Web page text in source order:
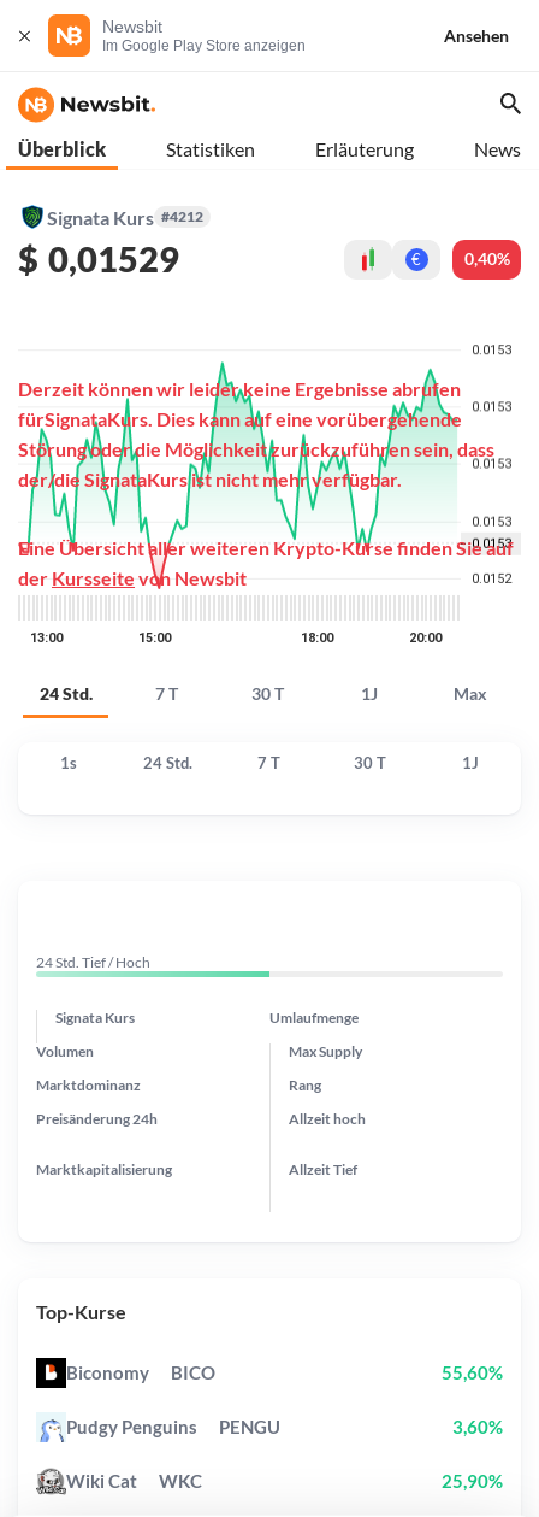
Newsbit
Im Google Play Store anzeigen
Ansehen
Überblick Statistiken Erläuterung News
Signata Kurs #4212
$ 0,01529 € 0,40%
24 Std. 7 T 30 T 1J Max
Derzeit können wir leider keine Ergebnisse abrufen
fürSignataKurs. Dies kann auf eine vorübergehende
Störung oder die Möglichkeit zurückzuführen sein, dass
der/die SignataKurs ist nicht mehr verfügbar.
Eine Übersicht aller weiteren Krypto-Kurse finden Sie auf
der Kursseite von Newsbit
1s 24 Std. 7 T 30 T 1J
24 Std. Tief / Hoch
Signata Kurs Umlaufmenge
Preisänderung 24h
Max Supply
Marktdominanz
Marktkapitalisierung
Volumen
Rang
Allzeithoch
AllzeitTief
Top-Kurse
Biconomy BICO 55,60%
Pudgy Penguins PENGU 3,60%
Wiki Cat WKC 25,90%